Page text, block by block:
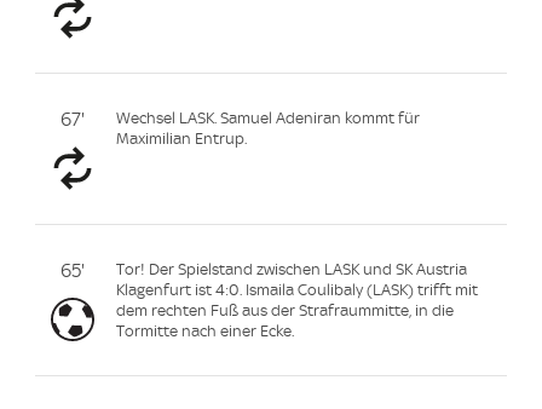
67'
Wechsel LASK. Samuel Adeniran kommt für
Maximilian Entrup.
65'
Tor! Der Spielstand zwischen LASK und SK Austria
Klagenfurt ist 4:0. Ismaila Coulibaly (LASK) trifft mit
dem rechten Fuß aus der Strafraummitte, in die
Tormitte nach einer Ecke.